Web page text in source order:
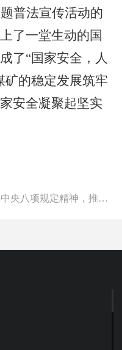
普法宣传活动的
了一堂生动的国
了“国家安全，人
矿的稳定发展筑牢
安全凝聚起坚实
兴阳煤矿：深学细悟中央八项规定精神，推动作风建设走深走实